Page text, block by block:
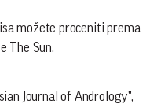
možete proceniti prema
The Sun.
Journal of Andrology",